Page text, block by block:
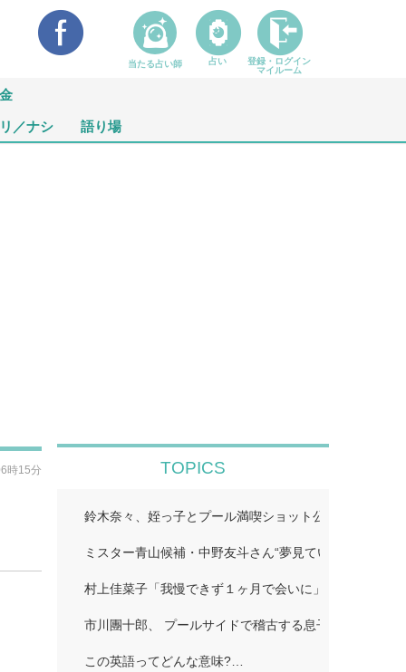
／ナシ 語り場
時15分 TOPICS
鈴木奈々、姪っ子とプール満喫ショット公開「仲良し
ミスター青山候補・中野友斗さん“夢見ていた賞受賞に
村上佳菜子「我慢できず１ヶ月で会いに」…
市川團十郎、 プールサイドで稽古する息子の姿公開に
この英語ってどんな意味?…
当たる占い師 占い
登録・ログイン
マイルーム